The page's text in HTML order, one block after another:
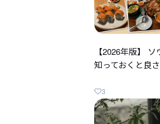
【2026年版】
知っておくと良
3